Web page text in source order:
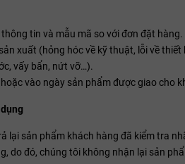
tin và mẫu mã so với đơn đặt hàng.
xuất (hỏng hóc về kỹ thuật, lỗi về
vấy bẩn, nứt vỡ…).
vào ngày sản phẩm được giao cho
lại sản phẩm khách hàng đã kiểm tra
do đó, chúng tôi không nhận lại sản